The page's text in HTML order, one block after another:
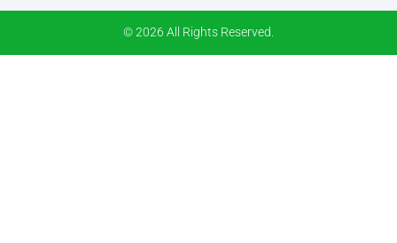
© 2026 All Rights Reserved.